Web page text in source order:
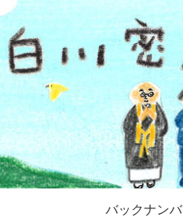
バックナン